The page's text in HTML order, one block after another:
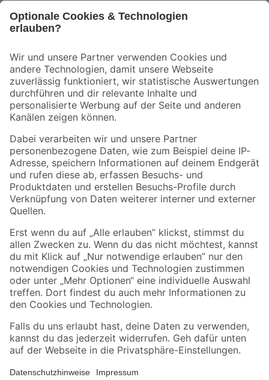
Der toom Newsletter: Keine Angebote und Aktionen mehr verpassen!
Zur Newsletter Anmeldung
Folge uns
Zahlungsarten Versandarten
Sicher einkaufen
Jetzt die toom-App herunterladen
Alle Preisangaben in EUR inkl. gesetzl. MwSt.. Die dargestellten Angebote sind unter
Umständen nicht in allen Märkten verfügbar. Die angegebenen Verfügbarkeiten beziehen
Produkte nur solange der Vorrat reicht.
*Paketversand ab 59 € versandkostenfrei, gilt nicht für Artikel mit Speditionsversand, hier